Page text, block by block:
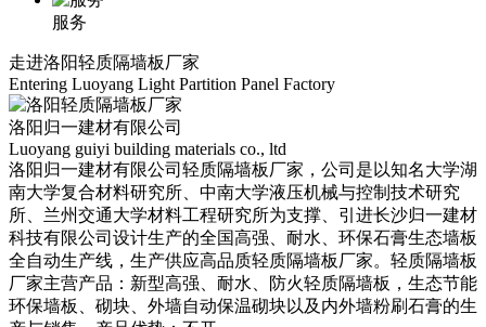
服务
走进洛阳轻质隔墙板厂家
Entering Luoyang Light Partition Panel Factory
洛阳归一建材有限公司
Luoyang guiyi building materials co., ltd
洛阳归一建材有限公司轻质隔墙板厂家，公司是以知名大学湖
南大学复合材料研究所、中南大学液压机械与控制技术研究
所、兰州交通大学材料工程研究所为支撑、引进长沙归一建材
科技有限公司设计生产的全国高强、耐水、环保石膏生态墙板
全自动生产线，生产供应高品质轻质隔墙板厂家。轻质隔墙板
厂家主营产品：新型高强、耐水、防火轻质隔墙板，生态节能
环保墙板、砌块、外墙自动保温砌块以及内外墙粉刷石膏的生